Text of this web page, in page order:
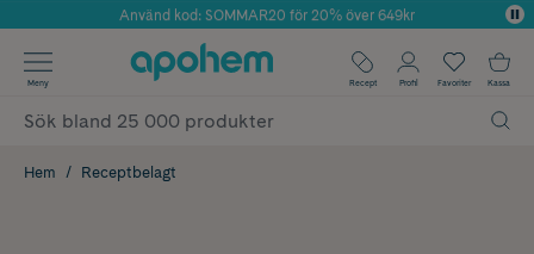
Årets Butik 2025 inom Skönhet
Använd kod: SOMMAR20 för 20% över 649kr
✓ Fri frakt
✓ Poäng på alla köp*
Meny Recept Profil Favoriter Kassa
Hem Receptbelagt